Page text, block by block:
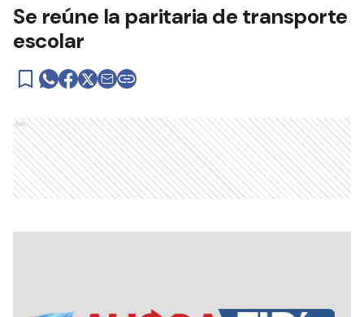
Se reúne la paritaria de transporte
escolar
Ads